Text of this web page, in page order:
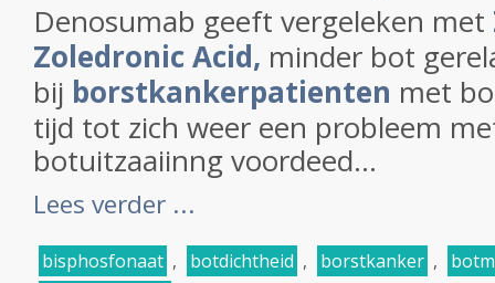
Denosumab geeft vergeleken met
Zoledronic Acid, minder bot
bij borstkankerpatienten met
tijd tot zich weer een probleem
botuitzaaiinng voordeed...
Lees verder ...
bisphosfonaat , botdichtheid , borstkanker ,